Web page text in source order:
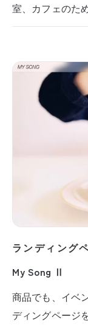
室、カフェのた
ランディング
My Song Ⅱ
商品でも、イベ
ディングページ